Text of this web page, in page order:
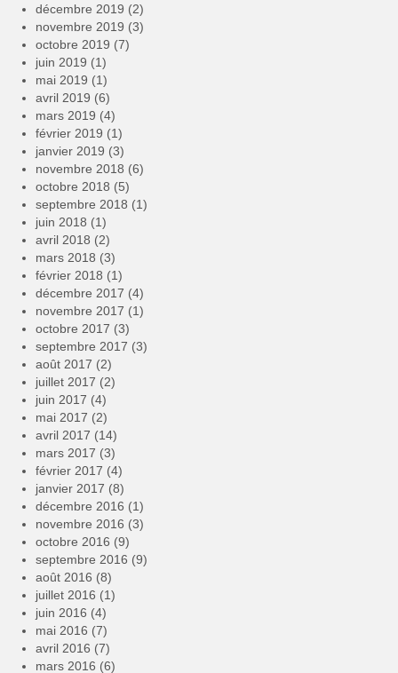
décembre 2019 (2)
novembre 2019 (3)
octobre 2019 (7)
juin 2019 (1)
mai 2019 (1)
avril 2019 (6)
mars 2019 (4)
février 2019 (1)
janvier 2019 (3)
novembre 2018 (6)
octobre 2018 (5)
septembre 2018 (1)
juin 2018 (1)
avril 2018 (2)
mars 2018 (3)
février 2018 (1)
décembre 2017 (4)
novembre 2017 (1)
octobre 2017 (3)
septembre 2017 (3)
août 2017 (2)
juillet 2017 (2)
juin 2017 (4)
mai 2017 (2)
avril 2017 (14)
mars 2017 (3)
février 2017 (4)
janvier 2017 (8)
décembre 2016 (1)
novembre 2016 (3)
octobre 2016 (9)
septembre 2016 (9)
août 2016 (8)
juillet 2016 (1)
juin 2016 (4)
mai 2016 (7)
avril 2016 (7)
mars 2016 (6)